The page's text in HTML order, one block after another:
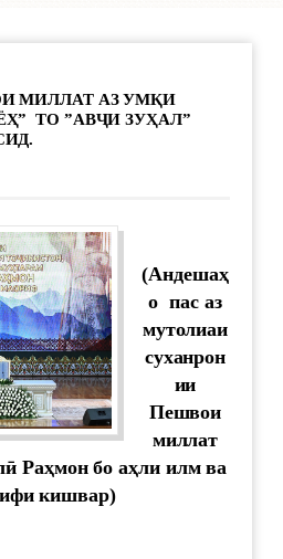
МИЛЛАТ АЗ УМҚИ
ТО ”АВҶИ ЗУҲАЛ”
(Андешаҳ
о пас аз
мутолиаи
суханрон
ии
Пешвои
миллат
ӣ Раҳмон бо аҳли илм ва
кишвар)